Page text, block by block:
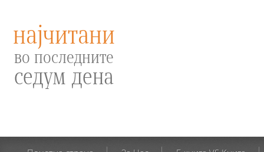
најчитани
во последните
седум дена